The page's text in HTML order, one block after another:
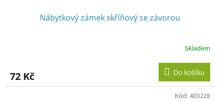
Nábytkový zámek skříňový se závorou
Skladem
72 Kč Do košíku
Kód: 403228